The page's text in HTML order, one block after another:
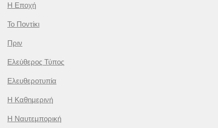
Η Εποχή
Το Ποντίκι
Πριν
Ελεύθερος Τύπος
Ελευθεροτυπία
Η Καθημερινή
Η Ναυτεμπορική